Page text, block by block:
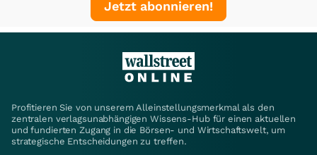
Jetzt abonnieren!
Profitieren Sie von unserem Alleinstellungsmerkmal als den
zentralen verlagsunabhängigen Wissens-Hub für einen aktuellen
und fundierten Zugang in die Börsen- und Wirtschaftswelt, um
strategische Entscheidungen zu treffen.